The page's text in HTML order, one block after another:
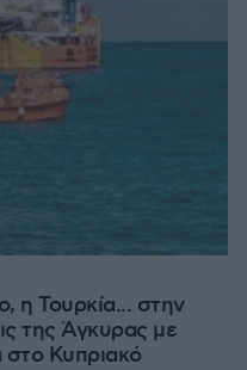
η Τουρκία... στην
της Άγκυρας με
στο Κυπριακό